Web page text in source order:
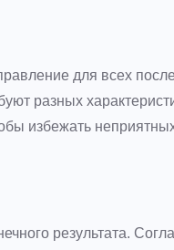
для всех
разных
избежать
результата.